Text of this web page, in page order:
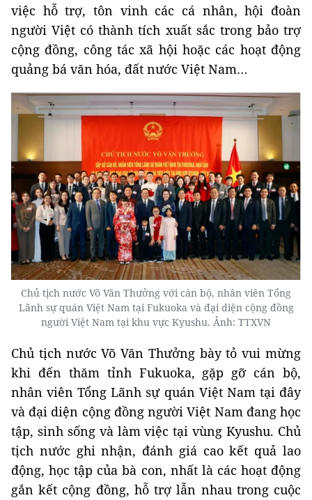
việc hỗ trợ, tôn vinh các cá nhân, hội đoàn
người Việt có thành tích xuất sắc trong bảo trợ
cộng đồng, công tác xã hội hoặc các hoạt động
quảng bá văn hóa, đất nước Việt Nam…
Chủ tịch nước Võ Văn Thưởng với cán bộ, nhân viên Tổng
Lãnh sự quán Việt Nam tại Fukuoka và đại diện cộng đồng
người Việt Nam tại khu vực Kyushu. Ảnh: TTXVN
Chủ tịch nước Võ Văn Thưởng bày tỏ vui mừng
khi đến thăm tỉnh Fukuoka, gặp gỡ cán bộ,
nhân viên Tổng Lãnh sự quán Việt Nam tại đây
và đại diện cộng đồng người Việt Nam đang học
tập, sinh sống và làm việc tại vùng Kyushu. Chủ
tịch nước ghi nhận, đánh giá cao kết quả lao
động, học tập của bà con, nhất là các hoạt động
gắn kết cộng đồng, hỗ trợ lẫn nhau trong cuộc